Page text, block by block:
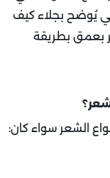
يُوضح بجلاء كيف
بعمق بطريقة
الشعر سواء كان: